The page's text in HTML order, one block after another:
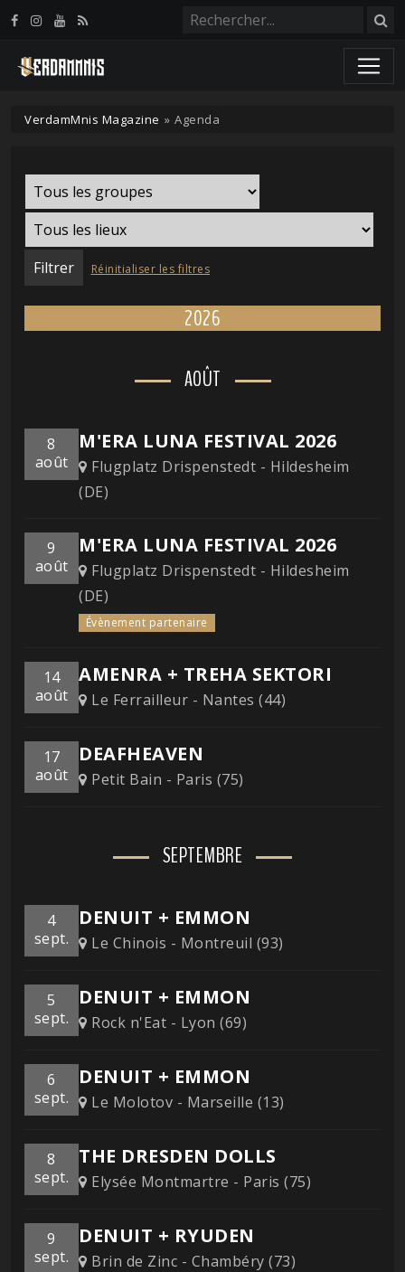
VerdamMnis Magazine » Agenda
Réinitialiser les filtres
2026
AOÛT
8
août
M'ERA LUNA FESTIVAL 2026
Flugplatz Drispenstedt - Hildesheim
(DE)
9
août
M'ERA LUNA FESTIVAL 2026
Flugplatz Drispenstedt - Hildesheim
(DE)
Évènement partenaire
14
août
AMENRA + TREHA SEKTORI
Le Ferrailleur - Nantes (44)
17
août
DEAFHEAVEN
Petit Bain - Paris (75)
SEPTEMBRE
4
sept.
DENUIT + EMMON
Le Chinois - Montreuil (93)
5
sept.
DENUIT + EMMON
Rock n'Eat - Lyon (69)
6
sept.
DENUIT + EMMON
Le Molotov - Marseille (13)
8
sept.
THE DRESDEN DOLLS
Elysée Montmartre - Paris (75)
9
sept.
DENUIT + RYUDEN
Brin de Zinc - Chambéry (73)
Panneau de gestion des cookies